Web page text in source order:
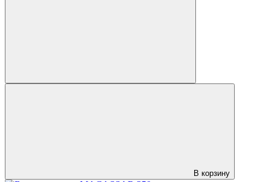
В корзину